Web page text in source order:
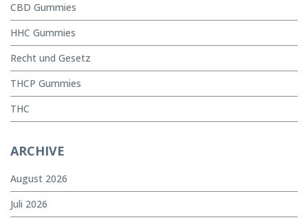
CBD Gummies
HHC Gummies
Recht und Gesetz
THCP Gummies
THC
ARCHIVE
August 2026
Juli 2026